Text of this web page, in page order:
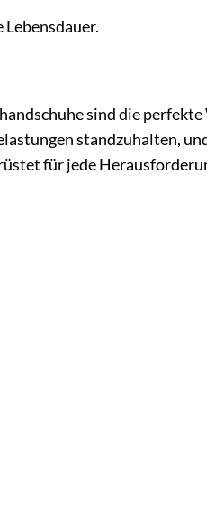
sind die
standzuhalten,
für jede